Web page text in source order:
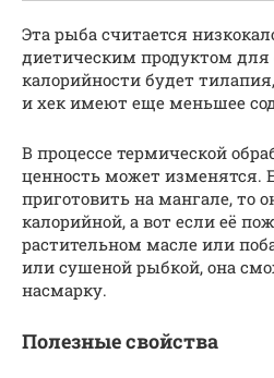
Эта рыба считается
диетическим продуктом
калорийности будет
и хек имеют еще меньшее
В процессе термической
ценность может изменятся.
приготовить на мангале, то
калорийной, а вот если её
растительном масле или
или сушеной рыбкой, она
насмарку.
Полезные свойства